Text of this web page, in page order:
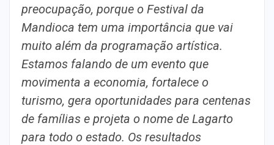
preocupação, porque o Festival da
Mandioca tem uma importância que vai
muito além da programação artística.
Estamos falando de um evento que
movimenta a economia, fortalece o
turismo, gera oportunidades para centenas
de famílias e projeta o nome de Lagarto
para todo o estado. Os resultados